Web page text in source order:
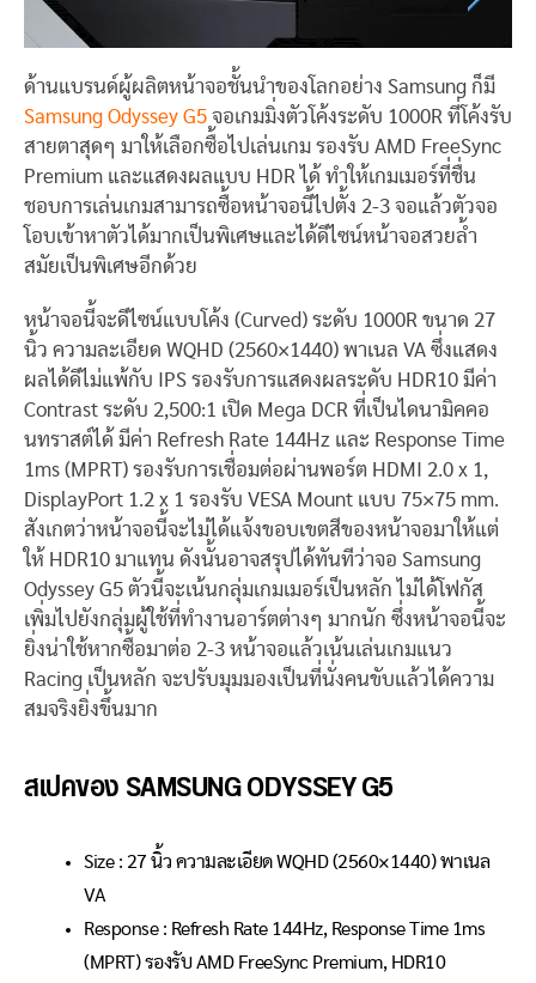
ด้านแบรนด์ผู้ผลิตหน้าจอชั้นนำของโลกอย่าง Samsung ก็มี
Samsung Odyssey G5 จอเกมมิ่งตัวโค้งระดับ 1000R ที่โค้งรับ
สายตาสุดๆ มาให้เลือกซื้อไปเล่นเกม รองรับ AMD FreeSync
Premium และแสดงผลแบบ HDR ได้ ทำให้เกมเมอร์ที่ชื่น
ชอบการเล่นเกมสามารถซื้อหน้าจอนี้ไปตั้ง 2-3 จอแล้วตัวจอ
โอบเข้าหาตัวได้มากเป็นพิเศษและได้ดีไซน์หน้าจอสวยล้ำ
สมัยเป็นพิเศษอีกด้วย
หน้าจอนี้จะดีไซน์แบบโค้ง (Curved) ระดับ 1000R ขนาด 27
นิ้ว ความละเอียด WQHD (2560×1440) พาเนล VA ซึ่งแสดง
ผลได้ดีไม่แพ้กับ IPS รองรับการแสดงผลระดับ HDR10 มีค่า
Contrast ระดับ 2,500:1 เปิด Mega DCR ที่เป็นไดนามิคคอ
นทราสต์ได้ มีค่า Refresh Rate 144Hz และ Response Time
1ms (MPRT) รองรับการเชื่อมต่อผ่านพอร์ต HDMI 2.0 x 1,
DisplayPort 1.2 x 1 รองรับ VESA Mount แบบ 75×75 mm.
สังเกตว่าหน้าจอนี้จะไม่ได้แจ้งขอบเขตสีของหน้าจอมาให้แต่
ให้ HDR10 มาแทน ดังนั้นอาจสรุปได้ทันทีว่าจอ Samsung
Odyssey G5 ตัวนี้จะเน้นกลุ่มเกมเมอร์เป็นหลัก ไม่ได้โฟกัส
เพิ่มไปยังกลุ่มผู้ใช้ที่ทำงานอาร์ตต่างๆ มากนัก ซึ่งหน้าจอนี้จะ
ยิ่งน่าใช้หากซื้อมาต่อ 2-3 หน้าจอแล้วเน้นเล่นเกมแนว
Racing เป็นหลัก จะปรับมุมมองเป็นที่นั่งคนขับแล้วได้ความ
สมจริงยิ่งขึ้นมาก
สเปคของ SAMSUNG ODYSSEY G5
Size : 27 นิ้ว ความละเอียด WQHD (2560×1440) พาเนล
VA
Response : Refresh Rate 144Hz, Response Time 1ms
(MPRT) รองรับ AMD FreeSync Premium, HDR10